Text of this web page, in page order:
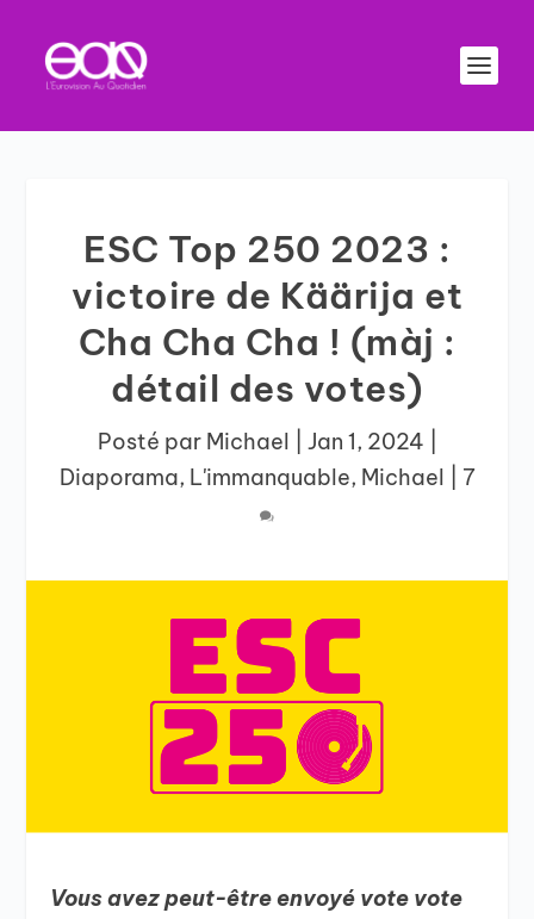
ESC Top 250 2023 :
victoire de Käärija et
Cha Cha Cha ! (màj :
détail des votes)
Posté par Michael Jan 1, 2024
Diaporama, L'immanquable, Michael 7
Vous avez peut-être envoyé vote vote